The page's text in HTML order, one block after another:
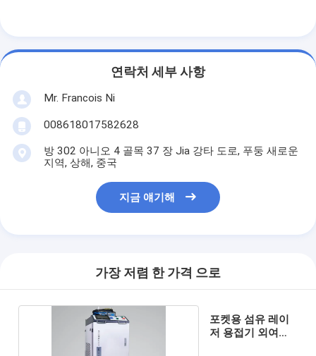
연락처 세부 사항
Mr. Francois Ni
008618017582628
방 302 아니오 4 골목 37 장 Jia 강타 도로, 푸둥 새로운
지역, 상해, 중국
지금 얘기해
가장 저렴 한 가격 으로
포켓용 섬유 레이
저 용접기 외여닫